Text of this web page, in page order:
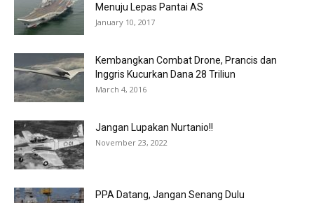
Menuju Lepas Pantai AS
January 10, 2017
Kembangkan Combat Drone, Prancis dan
Inggris Kucurkan Dana 28 Triliun
March 4, 2016
Jangan Lupakan Nurtanio!!
November 23, 2022
PPA Datang, Jangan Senang Dulu